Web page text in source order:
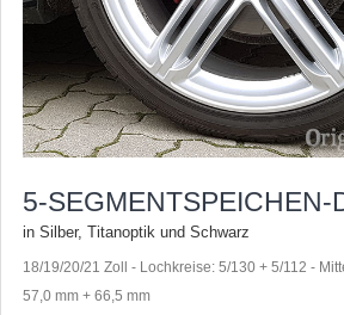
5-SEGMENTSPEICHEN-
in Silber, Titanoptik und Schwarz
18/19/20/21 Zoll - Lochkreise: 5/130 + 5/112 -
57,0 mm + 66,5 mm